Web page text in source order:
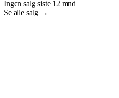
Ingen salg siste 12 mnd
Se alle salg →